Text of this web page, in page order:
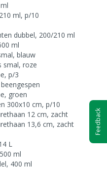
ml, p/10
dubbel, 200/210 ml
ml
blauw
smal, roze
p/3
groen
300x10 cm, p/10
12 cm, zacht
13,6 cm, zacht
L
ml
400 ml
Feedback